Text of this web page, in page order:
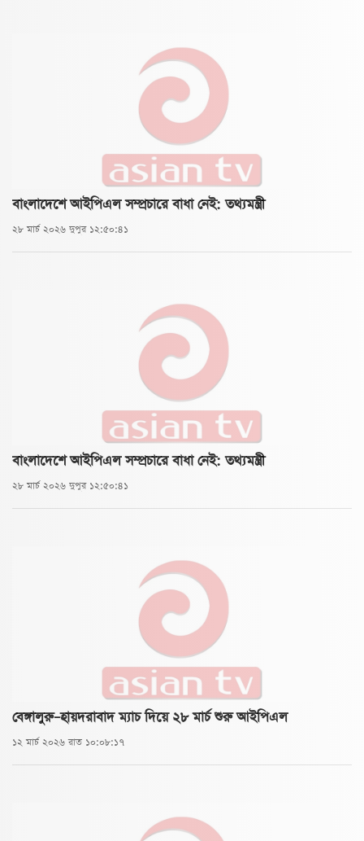
বাংলাদেশে আইপিএল সম্প্রচারে বাধা নেই: তথ্যমন্ত্রী
২৮ মার্চ ২০২৬ দুপুর ১২:৫০:৪১
বাংলাদেশে আইপিএল সম্প্রচারে বাধা নেই: তথ্যমন্ত্রী
২৮ মার্চ ২০২৬ দুপুর ১২:৫০:৪১
বেঙ্গালুরু–হায়দরাবাদ ম্যাচ দিয়ে ২৮ মার্চ শুরু আইপিএল
১২ মার্চ ২০২৬ রাত ১০:০৮:১৭